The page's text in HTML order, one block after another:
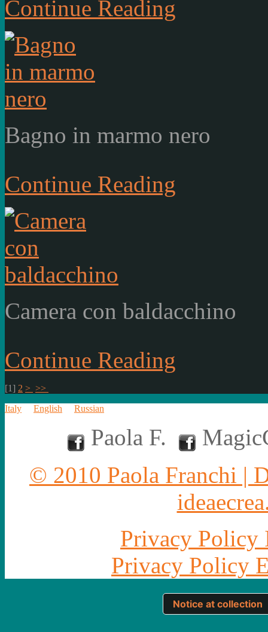
Continue Reading
Bagno in marmo nero
Continue Reading
Camera con baldacchino
Continue Reading
[1] 2 > >>
Italy
English Russian
Paola F.
© 2010 Paola Franchi |
Privacy Policy
Privacy Policy
Notice at collection